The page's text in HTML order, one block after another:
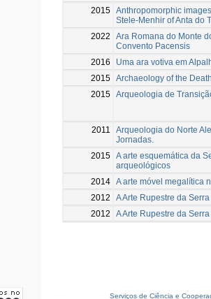
2015 Anthropomorphic
Stele-Menhir of Anta do
2022
Ara Romana do Monte
Convento Pacensis
2016
Uma ara votiva em
2015 Archaeology of the
2015 Arqueologia de
2011
Arqueologia do Norte
Jornadas.
2015 A arte esquemática da
arqueológicos
2014 A arte móvel megalítica
2012
A Arte Rupestre da
2012
A Arte Rupestre da
Serviços de Ciência e